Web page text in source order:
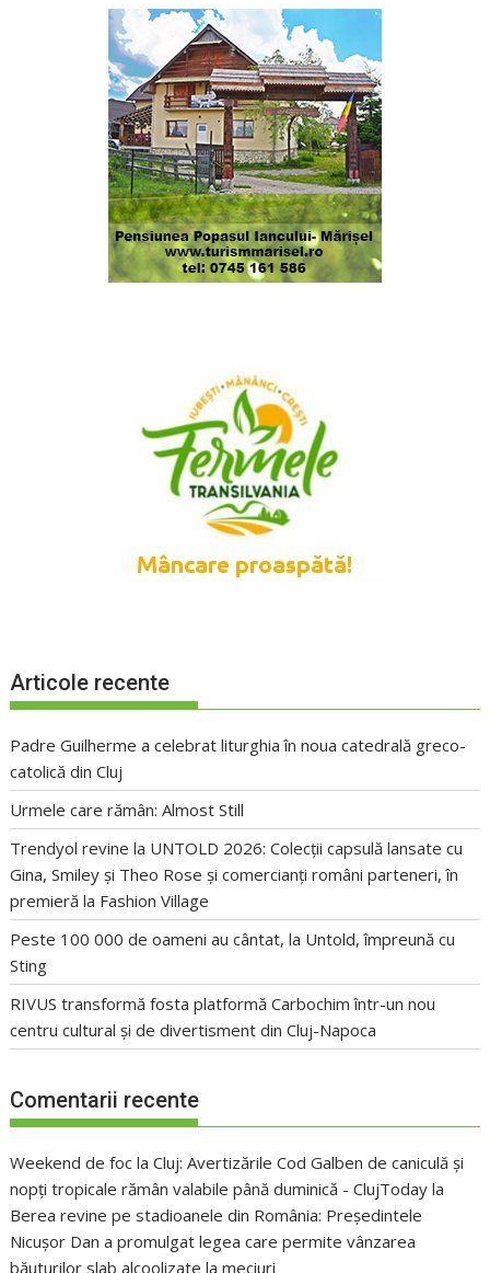
Articole recente
Padre Guilherme a celebrat liturghia în noua catedrală greco-
catolică din Cluj
Urmele care rămân: Almost Still
Trendyol revine la UNTOLD 2026: Colecții capsulă lansate cu
Gina, Smiley și Theo Rose și comercianți români parteneri, în
premieră la Fashion Village
Peste 100 000 de oameni au cântat, la Untold, împreună cu
Sting
RIVUS transformă fosta platformă Carbochim într-un nou
centru cultural și de divertisment din Cluj-Napoca
Comentarii recente
Weekend de foc la Cluj: Avertizările Cod Galben de caniculă și
nopți tropicale rămân valabile până duminică - ClujToday la
Berea revine pe stadioanele din România: Președintele
Nicușor Dan a promulgat legea care permite vânzarea
băuturilor slab alcoolizate la meciuri